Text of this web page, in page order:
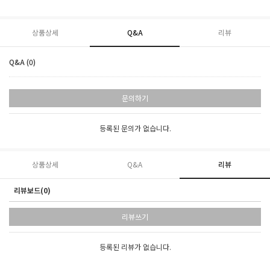
상품상세 Q&A 리뷰
Q&A (0)
문의하기
등록된 문의가 없습니다.
상품상세 Q&A 리뷰
리뷰보드(0)
리뷰쓰기
등록된 리뷰가 없습니다.